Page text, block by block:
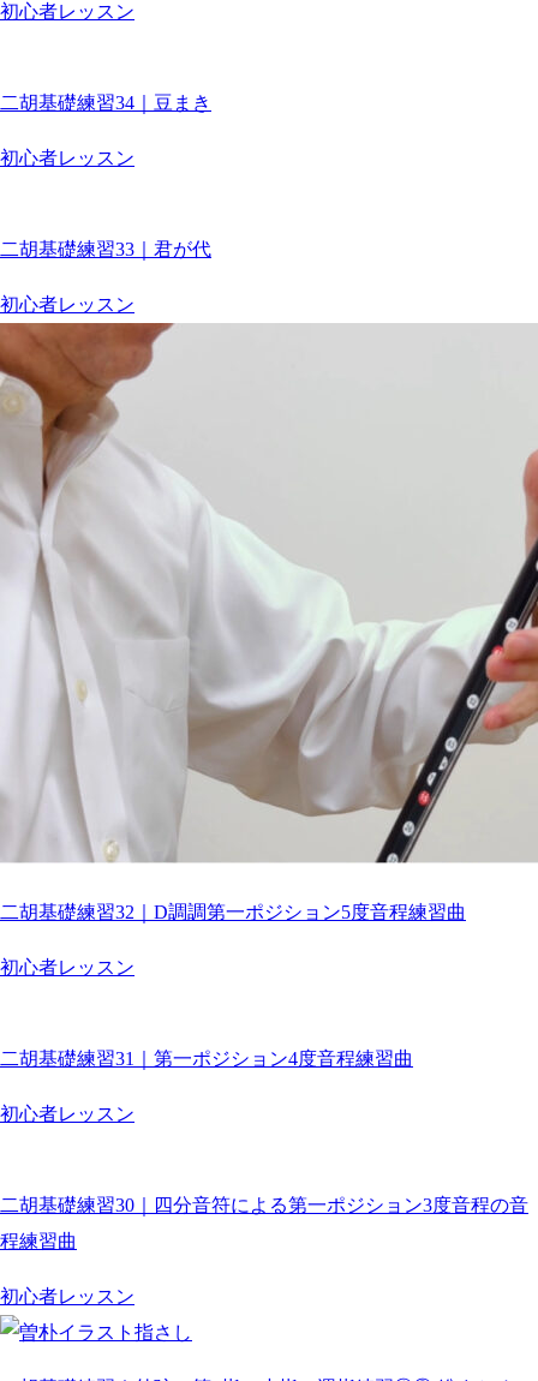
初心者レッスン
二胡基礎練習34｜豆まき
初心者レッスン
二胡基礎練習33｜君が代
初心者レッスン
二胡基礎練習32｜D調調第一ポジション5度音程練習曲
初心者レッスン
二胡基礎練習31｜第一ポジション4度音程練習曲
初心者レッスン
二胡基礎練習30｜四分音符による第一ポジション3度音程の音
程練習曲
初心者レッスン